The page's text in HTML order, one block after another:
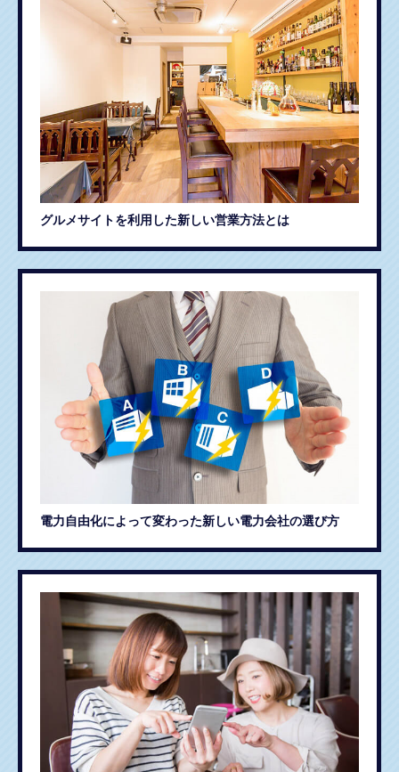
グルメサイトを利用した新しい営業方法とは
電力自由化によって変わった新しい電力会社の選び方